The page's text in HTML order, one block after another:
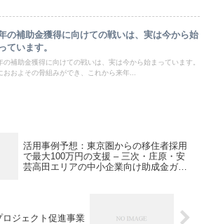
の補助金獲得に向けての戦いは、実は今から始
ています。
の補助金獲得に向けての戦いは、実は今から始まっています。
おおよその骨組みができ、これから来年...
活用事例予想：東京圏からの移住者採用
で最大100万円の支援 – 三次・庄原・安
芸高田エリアの中小企業向け助成金ガイ
ジェクト促進事業